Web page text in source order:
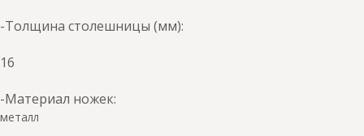
-Толщина столешницы (мм):
16
-Материал ножек:
металл